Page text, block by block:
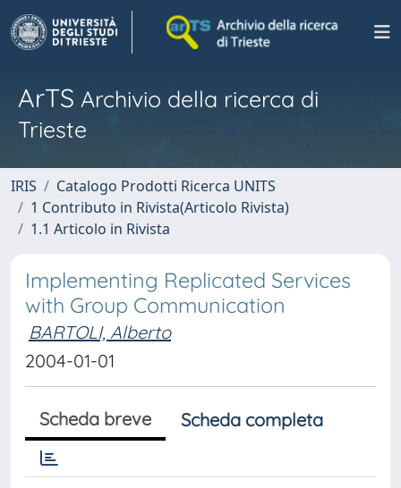
ArTS Archivio della ricerca di
Trieste
IRIS
Catalogo Prodotti Ricerca UNITS
1 Contributo in Rivista(Articolo Rivista)
1.1 Articolo in Rivista
Implementing Replicated Services
with Group Communication
BARTOLI, Alberto
2004-01-01
Scheda breve Scheda completa